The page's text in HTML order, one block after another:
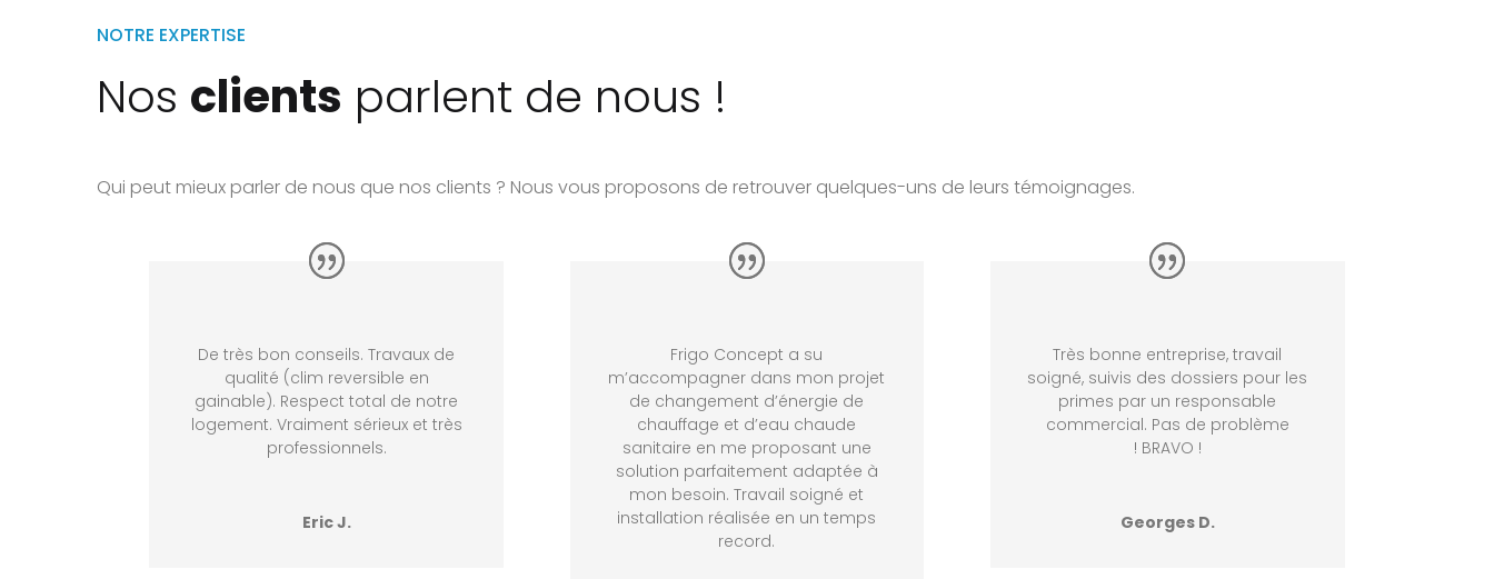
NOTRE EXPERTISE
Nos clients parlent de nous !
Qui peut mieux parler de nous que nos clients ? Nous vous proposons de retrouver quelques-uns de leurs témoignages.
De très bon conseils. Travaux de
qualité (clim reversible en
gainable). Respect total de notre
logement. Vraiment sérieux et très
professionnels.
Eric J.
Frigo Concept a su
m’accompagner dans mon projet
de changement d’énergie de
chauffage et d’eau chaude
sanitaire en me proposant une
solution parfaitement adaptée à
mon besoin. Travail soigné et
installation réalisée en un temps
record.
Très bonne entreprise, travail
soigné, suivis des dossiers pour les
primes par un responsable
commercial. Pas de problème
! BRAVO !
Georges D.